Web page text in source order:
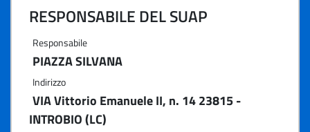
RESPONSABILE DEL SUAP
Responsabile
PIAZZA SILVANA
Indirizzo
VIA Vittorio Emanuele II, n. 14 23815 -
INTROBIO (LC)